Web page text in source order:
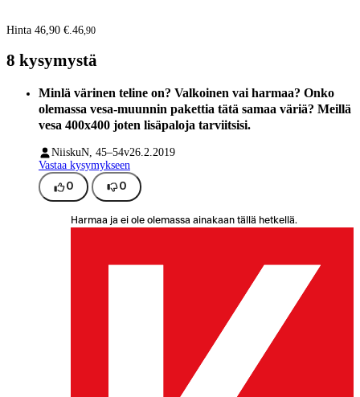
Hinta 46,90 €. 46,90
8 kysymystä
Minlä värinen teline on? Valkoinen vai harmaa? Onko
olemassa vesa-muunnin pakettia tätä samaa väriä? Meillä
vesa 400x400 joten lisäpaloja tarviitsisi.
NiiskuN, 45–54v26.2.2019
Vastaa kysymykseen
0 0
Harmaa ja ei ole olemassa ainakaan tällä hetkellä.